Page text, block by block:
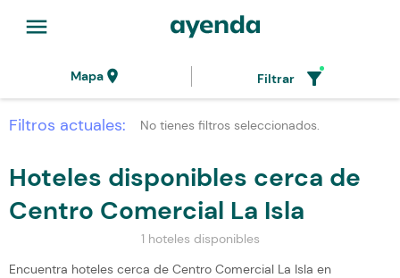
menu
Mapalocation_on Filtrar filter_alt
Filtros actuales: No tienes filtros seleccionados.
Hoteles disponibles cerca de
Centro Comercial La Isla
1 hoteles disponibles
Encuentra hoteles cerca de Centro Comercial La Isla en